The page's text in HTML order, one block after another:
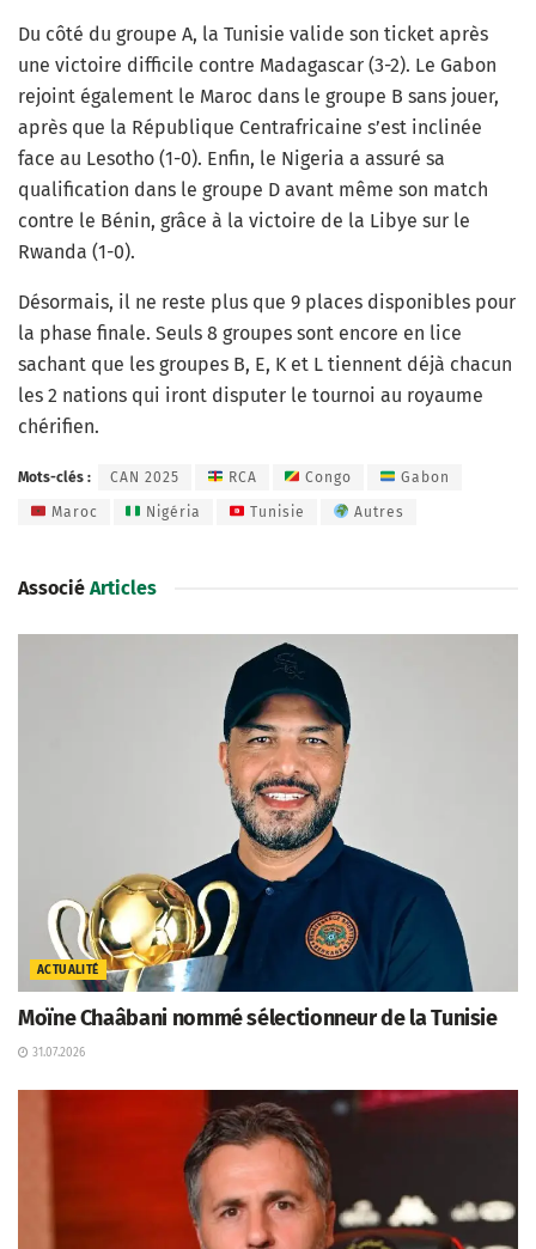
Du côté du groupe A, la Tunisie valide son ticket après
une victoire difficile contre Madagascar (3-2). Le Gabon
rejoint également le Maroc dans le groupe B sans jouer,
après que la République Centrafricaine s’est inclinée
face au Lesotho (1-0). Enfin, le Nigeria a assuré sa
qualification dans le groupe D avant même son match
contre le Bénin, grâce à la victoire de la Libye sur le
Rwanda (1-0).
Désormais, il ne reste plus que 9 places disponibles pour
la phase finale. Seuls 8 groupes sont encore en lice
sachant que les groupes B, E, K et L tiennent déjà chacun
les 2 nations qui iront disputer le tournoi au royaume
chérifien.
Mots-clés : CAN 2025 RCA Congo Gabon
Maroc Nigéria Tunisie Autres
Associé Articles
ACTUALITÉ
Moïne Chaâbani nommé sélectionneur de la Tunisie
31.07.2026